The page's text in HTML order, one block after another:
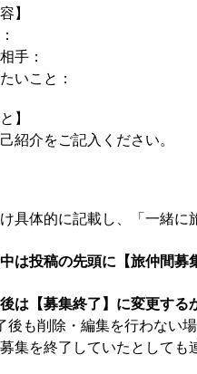
】
手：
いこと：
】
紹介をご記入ください。
具体的に記載し、「一緒に
は投稿の先頭に【旅仲間募
は【募集終了】に変更する
後も削除・編集を行わない
集を終了していたとして